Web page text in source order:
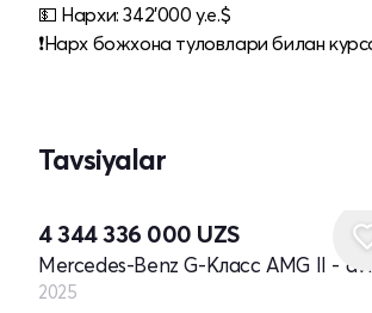
💵 Нархи: 342'000 у.е.$
❗️Нарх божхона туловлари билан
Tavsiyalar
4 344 336 000 UZS
2025